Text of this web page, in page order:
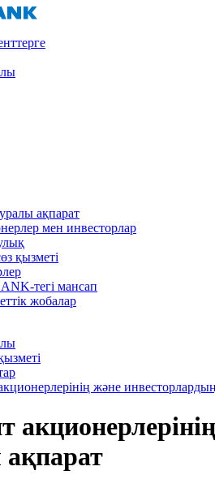
ақпарат
мен инвесторлар
қызметі
тегі мансап
жобалар
және